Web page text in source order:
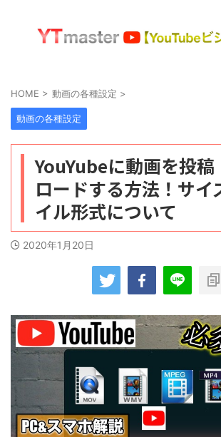
HOME > 動画の各種設定 >
動画の各種設定
YouYubeに動画を投稿
ロードする方法！サイ
イル形式について
2020年1月20日